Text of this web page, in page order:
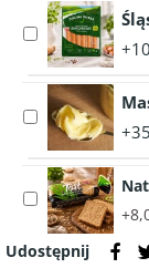
Ser
Plastrach
100g
szwarcwaldzki
plastrach
BEKON
80g
Select
accessory
Śląskie
kiełbaski
śniadaniowe
200g
Select
accessory
Masło
klarowane
do
smażenia
ghee
Select
accessory
Naturalny
Udostępnij